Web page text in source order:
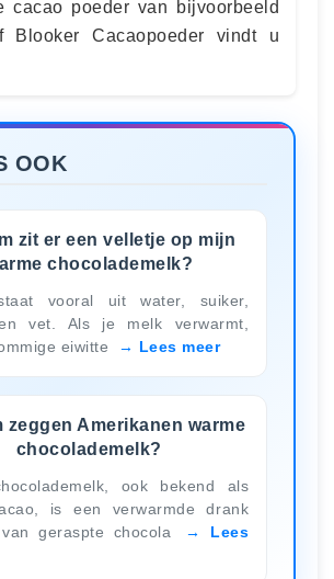
cacao poeder van bijvoorbeeld
Blooker Cacaopoeder vindt u
OOK
zit er een velletje op mijn
chocolademelk?
vooral uit water, suiker,
vet. Als je melk verwarmt,
eiwitte
Lees meer
zeggen Amerikanen warme
chocolademelk?
ook bekend als
is een verwarmde drank
geraspte chocola
Lees